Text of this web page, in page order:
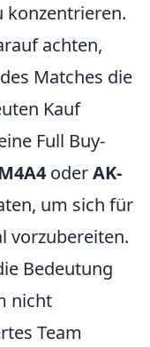
konzentrieren.
achten,
Matches die
Kauf
Full Buy-
oderAK-
um sich für
vorzubereiten.
Bedeutung
nicht
Team